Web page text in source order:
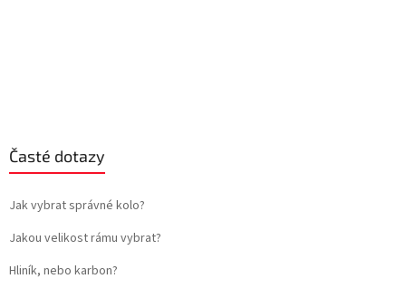
Časté dotazy
Jak vybrat správné kolo?
Jakou velikost rámu vybrat?
Hliník, nebo karbon?